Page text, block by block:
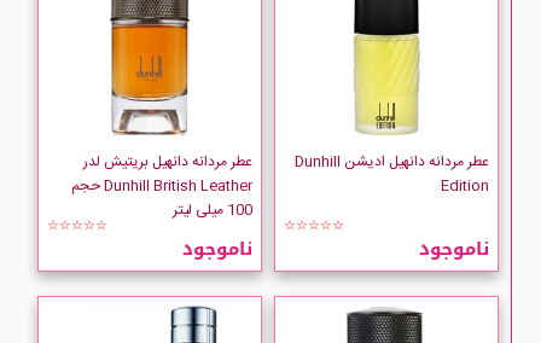
عطر مردانه دانهیل ادیشن Dunhill
Edition
☆☆☆☆☆
ناموجود
عطر مردانه دانهیل بریتیش لدر
Dunhill British Leather حجم
100 میلی لیتر
☆☆☆☆☆
ناموجود